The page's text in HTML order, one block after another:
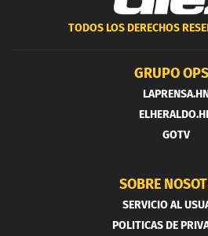
TODOS LOS DERECHOS
GRUPO
GOTV
SOBRE
SERVICIO AL
POLITICAS DE